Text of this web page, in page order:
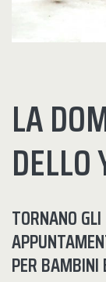
LA
DELLO
TORNANO GLI
PER BAMBINI